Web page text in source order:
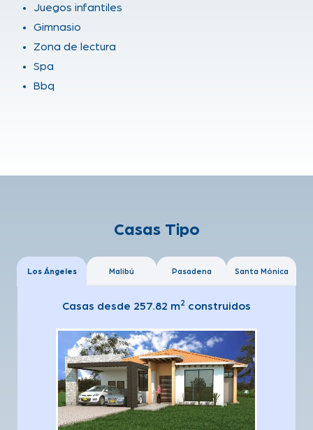
Juegos infantiles
Gimnasio
Zona de lectura
Spa
Bbq
Casas Tipo
Los Ángeles Malibú Pasadena Santa Mónica
Casas desde 257.82 m2 construidos